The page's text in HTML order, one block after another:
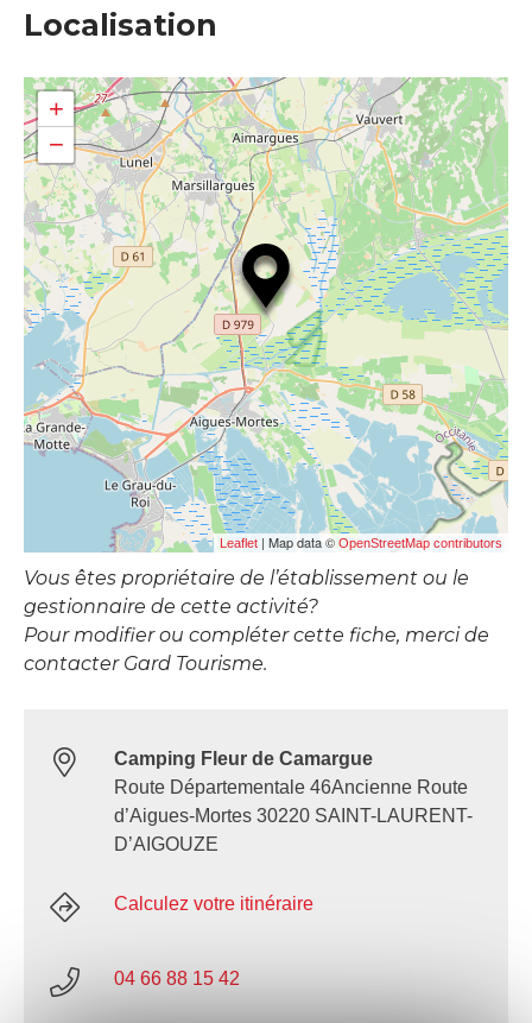
Localisation
+
−
Leaflet | Map data © OpenStreetMap contributors
Vous êtes propriétaire de l’établissement ou le
gestionnaire de cette activité?
Pour modifier ou compléter cette fiche, merci de
contacter Gard Tourisme.
Camping Fleur de Camargue
Route Départementale 46Ancienne Route
d’Aigues-Mortes 30220 SAINT-LAURENT-
D’AIGOUZE
Calculez votre itinéraire
04 66 88 15 42